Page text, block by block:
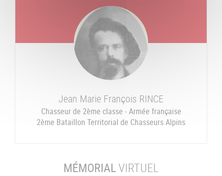
Jean Marie François RINCE
Chasseur de 2ème classe - Armée française
2ème Bataillon Territorial de Chasseurs Alpins
MÉMORIALVIRTUEL